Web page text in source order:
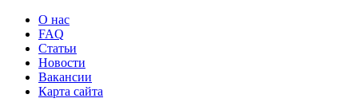
О нас
FAQ
Статьи
Новости
Вакансии
Карта сайта